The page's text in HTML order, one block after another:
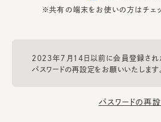
※共有の端末をお使いの方はチェ
2023年7月14日以前に会員登録され
パスワードの再設定をお願いいたします。
パスワードの再